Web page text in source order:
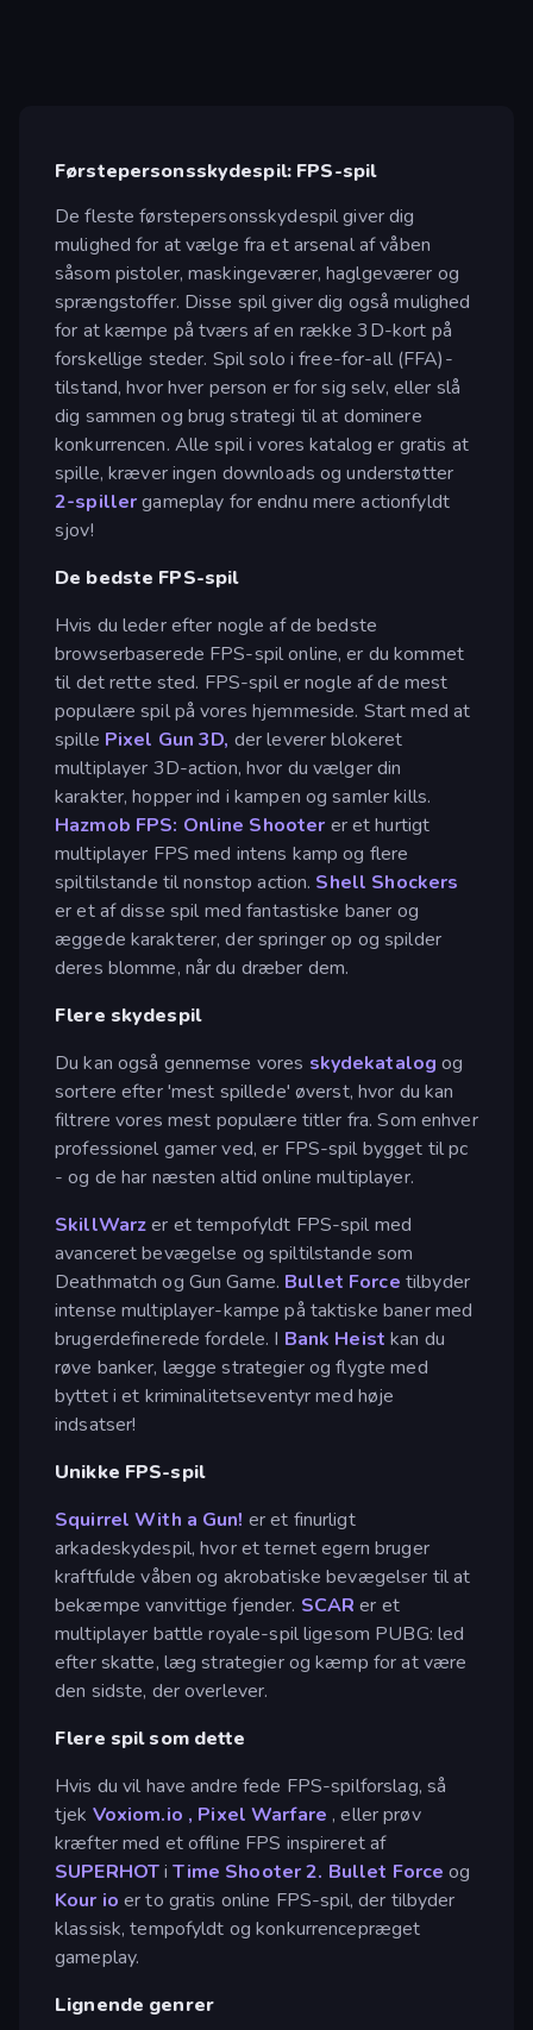
Førstepersonsskydespil: FPS-spil
De fleste førstepersonsskydespil giver dig
mulighed for at vælge fra et arsenal af våben
såsom pistoler, maskingeværer, haglgeværer og
sprængstoffer. Disse spil giver dig også mulighed
for at kæmpe på tværs af en række 3D-kort på
forskellige steder. Spil solo i free-for-all (FFA)-
tilstand, hvor hver person er for sig selv, eller slå
dig sammen og brug strategi til at dominere
konkurrencen. Alle spil i vores katalog er gratis at
spille, kræver ingen downloads og understøtter
2-spillergameplay for endnu mere actionfyldt
sjov!
De bedste FPS-spil
Hvis du leder efter nogle af de bedste
browserbaserede FPS-spil online, er du kommet
til det rette sted. FPS-spil er nogle af de mest
populære spil på vores hjemmeside. Start med at
spille Pixel Gun 3D, der leverer blokeret
multiplayer 3D-action, hvor du vælger din
karakter, hopper ind i kampen og samler kills.
Hazmob FPS: Online Shooter er et hurtigt
multiplayer FPS med intens kamp og flere
spiltilstande til nonstop action. Shell Shockers
er et af disse spil med fantastiske baner og
æggede karakterer, der springer op og spilder
deres blomme, når du dræber dem.
Flere skydespil
Du kan også gennemse vores skydekatalog og
sortere efter 'mest spillede' øverst, hvor du kan
filtrere vores mest populære titler fra. Som enhver
professionel gamer ved, er FPS-spil bygget til pc
- og de har næsten altid online multiplayer.
SkillWarzer et tempofyldt FPS-spil med
avanceret bevægelse og spiltilstande som
Deathmatch og Gun Game. Bullet Force tilbyder
intense multiplayer-kampe på taktiske baner med
brugerdefinerede fordele. I Bank Heist kan du
røve banker, lægge strategier og flygte med
byttet i et kriminalitetseventyr med høje
indsatser!
Unikke FPS-spil
Squirrel With a Gun! er et finurligt
arkadeskydespil, hvor et ternet egern bruger
kraftfulde våben og akrobatiske bevægelser til at
bekæmpe vanvittige fjender. SCAR er et
multiplayer battle royale-spil ligesom PUBG: led
efter skatte, læg strategier og kæmp for at være
den sidste, der overlever.
Flere spil som dette
Hvis du vil have andre fede FPS-spilforslag, så
tjek Voxiom.io , Pixel Warfare , eller prøv
kræfter med et offline FPS inspireret af
SUPERHOTiTime Shooter 2. Bullet Force og
Kour io er to gratis online FPS-spil, der tilbyder
klassisk, tempofyldt og konkurrencepræget
gameplay.
Lignende genrer